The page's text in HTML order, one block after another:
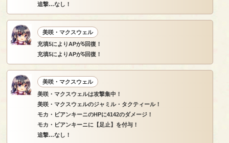
追撃…なし！
美咲・マクスウェル
充填5によりAPが5回復！
充填5によりAPが5回復！
美咲・マクスウェル
美咲・マクスウェルは攻撃集中！
美咲・マクスウェルのジャミル・タクティール！
モカ・ビアンキーニのHPに4142のダメージ！
モカ・ビアンキーニに【足止】を付与！
追撃…なし！